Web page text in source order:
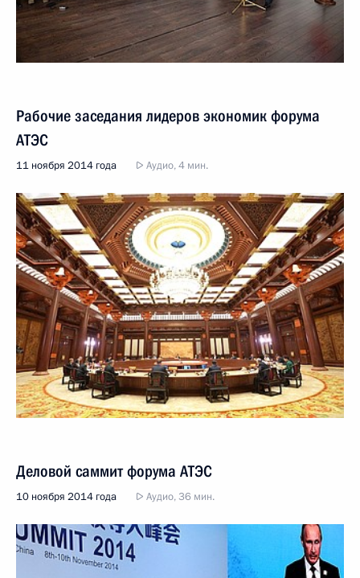
Рабочие заседания лидеров экономик форума
АТЭС
11 ноября 2014 года Аудио, 4 мин.
Деловой саммит форума АТЭС
10 ноября 2014 года Аудио, 36 мин.